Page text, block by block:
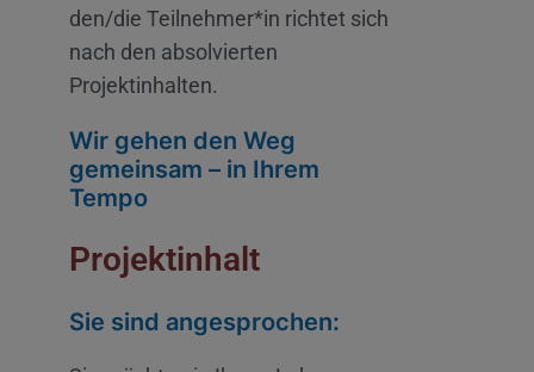
den/die Teilnehmer*in richtet sich
nach den absolvierten
Projektinhalten.
Wir gehen den Weg
gemeinsam – in Ihrem
Tempo
Projektinhalt
Sie sind angesprochen: